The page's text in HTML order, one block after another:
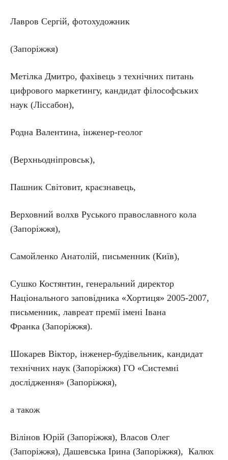
Лавров Сергій, фотохудожник
(Запоріжжя)
Метілка Дмитро, фахівець з технічних питань
цифрового маркетингу, кандидат філософських
наук (Ліссабон),
Родна Валентина, інженер-геолог
(Верхньодніпровськ),
Пашник Світовит, краєзнавець,
Верховний волхв Руського православного кола
(Запоріжжя),
Самойленко Анатолій, письменник (Київ),
Сушко Костянтин, генеральний директор
Національного заповідника «Хортиця» 2005-2007,
письменник, лавреат премії імені Івана
Франка (Запоріжжя).
Шокарев Віктор, інженер-будівельник, кандидат
технічних наук (Запоріжжя) ГО «Системні
дослідження» (Запоріжжя),
а також
Вілінов Юрій (Запоріжжя), Власов Олег
(Запоріжжя), Дашевська Ірина (Запоріжжя), Калюх